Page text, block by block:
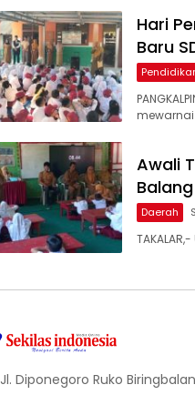
Hari
Baru
Awali
Daerah
Jl. Diponegoro Ruko